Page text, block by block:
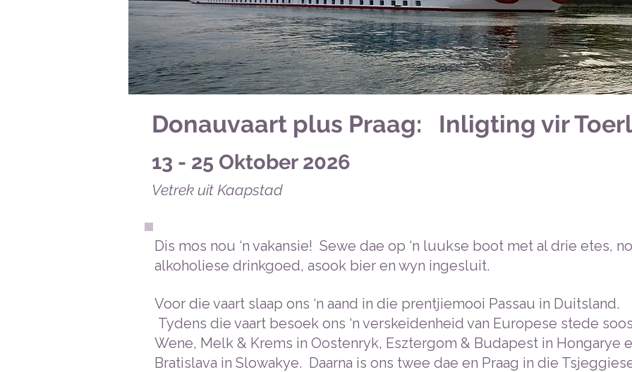
Donauvaart plus Praag: Inligting vir
13 - 25 Oktober 2026
Vetrek uit Kaapstad
Dis mos nou ‘n vakansie! Sewe dae op ‘n luukse boot met al drie etes,
alkoholiese drinkgoed, asook bier en wyn ingesluit.
Voor die vaart slaap ons ‘n aand in die prentjiemooi Passau in Duitsland.
Tydens die vaart besoek ons ‘n verskeidenheid van Europese stede
Wene, Melk & Krems in Oostenryk, Esztergom & Budapest in Hongarye
Bratislava in Slowakye. Daarna is ons twee dae en Praag in die